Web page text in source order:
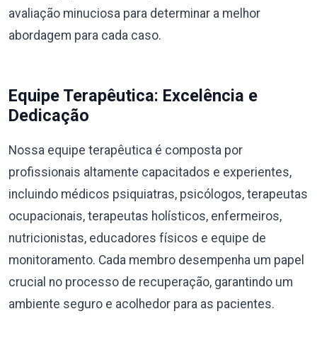
avaliação minuciosa para determinar a melhor
abordagem para cada caso.
Equipe Terapêutica: Excelência e
Dedicação
Nossa equipe terapêutica é composta por
profissionais altamente capacitados e experientes,
incluindo médicos psiquiatras, psicólogos, terapeutas
ocupacionais, terapeutas holísticos, enfermeiros,
nutricionistas, educadores físicos e equipe de
monitoramento. Cada membro desempenha um papel
crucial no processo de recuperação, garantindo um
ambiente seguro e acolhedor para as pacientes.